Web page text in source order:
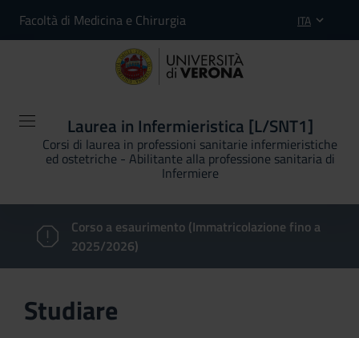
Facoltà di Medicina e Chirurgia ITA
Laurea in Infermieristica [L/SNT1]
Corsi di laurea in professioni sanitarie infermieristiche
ed ostetriche - Abilitante alla professione sanitaria di
Infermiere
Corso a esaurimento (Immatricolazione fino a
2025/2026)
Studiare